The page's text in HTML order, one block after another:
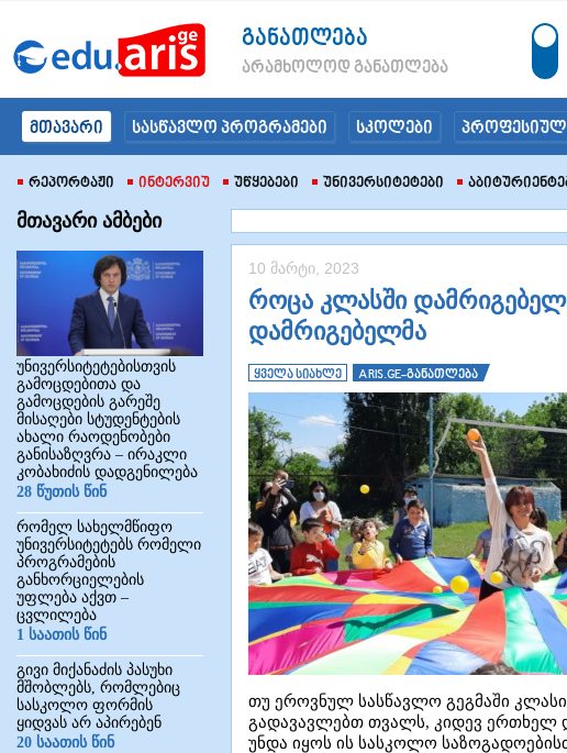
განათლება
არამხოლოდ განათლება
მთავარი სასწავლო პროგრამები სკოლები
Რეპორტაჟი Ინტერვიუ Უწყებები Უნივერსიტეტები
მთავარი ამბები
უნივერსიტეტებისთვის
გამოცდებითა და
გამოცდების გარეშე
მისაღები სტუდენტების
ახალი რაოდენობები
განისაზღვრა – ირაკლი
კობახიძის დადგენილება
28 წუთის წინ
რომელ სახელმწიფო
უნივერსიტეტებს რომელი
პროგრამების
განხორციელების
უფლება აქვთ –
ცვლილება
1 საათის წინ
გივი მიქანაძის პასუხი
მშობლებს, რომლებიც
სასკოლო ფორმის
ყიდვას არ აპირებენ
20 საათის წინ
10 მარტი, 2023
როცა კლასში
დამრიგებელმა
ყველა სიახლე ARIS.GE-განათლება
თუ ეროვნულ სასწავლო გეგმაში
გადავავლებთ თვალს, კიდევ ერთხელ
უნდა იყოს ის სასკოლო